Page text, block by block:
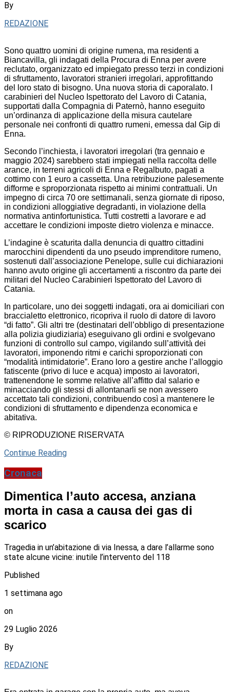
By
REDAZIONE
Sono quattro uomini di origine rumena, ma residenti a
Biancavilla, gli indagati della Procura di Enna per avere
reclutato, organizzato ed impiegato presso terzi in condizioni
di sfruttamento, lavoratori stranieri irregolari, approfittando
del loro stato di bisogno. Una nuova storia di caporalato. I
carabinieri del Nucleo Ispettorato del Lavoro di Catania,
supportati dalla Compagnia di Paternò, hanno eseguito
un’ordinanza di applicazione della misura cautelare
personale nei confronti di quattro rumeni, emessa dal Gip di
Enna.
Secondo l’inchiesta, i lavoratori irregolari (tra gennaio e
maggio 2024) sarebbero stati impiegati nella raccolta delle
arance, in terreni agricoli di Enna e Regalbuto, pagati a
cottimo con 1 euro a cassetta. Una retribuzione palesemente
difforme e sproporzionata rispetto ai minimi contrattuali. Un
impegno di circa 70 ore settimanali, senza giornate di riposo,
in condizioni alloggiative degradanti, in violazione della
normativa antinfortunistica. Tutti costretti a lavorare e ad
accettare le condizioni imposte dietro violenza e minacce.
L’indagine è scaturita dalla denuncia di quattro cittadini
marocchini dipendenti da uno pseudo imprenditore rumeno,
sostenuti dall’associazione Penelope, sulle cui dichiarazioni
hanno avuto origine gli accertamenti a riscontro da parte dei
militari del Nucleo Carabinieri Ispettorato del Lavoro di
Catania.
In particolare, uno dei soggetti indagati, ora ai domiciliari con
braccialetto elettronico, ricopriva il ruolo di datore di lavoro
“di fatto”. Gli altri tre (destinatari dell’obbligo di presentazione
alla polizia giudiziaria) eseguivano gli ordini e svolgevano
funzioni di controllo sul campo, vigilando sull’attività dei
lavoratori, imponendo ritmi e carichi sproporzionati con
“modalità intimidatorie”. Erano loro a gestire anche l’alloggio
fatiscente (privo di luce e acqua) imposto ai lavoratori,
trattenendone le somme relative all’affitto dal salario e
minacciando gli stessi di allontanarli se non avessero
accettato tali condizioni, contribuendo così a mantenere le
condizioni di sfruttamento e dipendenza economica e
abitativa.
© RIPRODUZIONE RISERVATA
Continue Reading
Cronaca
Dimentica l’auto accesa, anziana
morta in casa a causa dei gas di
scarico
Tragedia in un’abitazione di via Inessa, a dare l’allarme sono
state alcune vicine: inutile l’intervento del 118
Published
1 settimana ago
on
29 Luglio 2026
By
REDAZIONE